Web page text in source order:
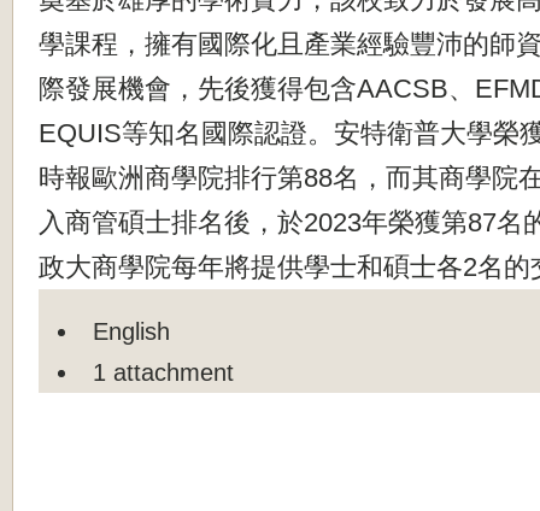
學課程，擁有國際化且產業經驗豐沛的師
際發展機會，先後獲得包含AACSB、
EQUIS等知名國際認證。安特衛普大學榮
時報歐洲商學院排行第88名，而其商學院
入商管碩士排名後，於2023年榮獲第87名
政大商學院每年將提供學士和碩士各2名的
English
1 attachment